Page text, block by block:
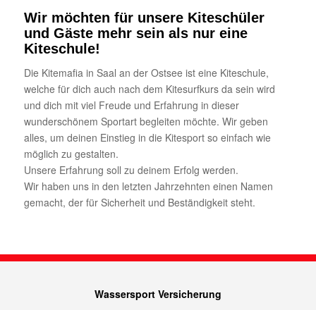
Wir möchten für unsere Kiteschüler
und Gäste mehr sein als nur eine
Kiteschule!
Die Kitemafia in Saal an der Ostsee ist eine Kiteschule,
welche für dich auch nach dem Kitesurfkurs da sein wird
und dich mit viel Freude und Erfahrung in dieser
wunderschönem Sportart begleiten möchte. Wir geben
alles, um deinen Einstieg in die Kitesport so einfach wie
möglich zu gestalten.
Unsere Erfahrung soll zu deinem Erfolg werden.
Wir haben uns in den letzten Jahrzehnten einen Namen
gemacht, der für Sicherheit und Beständigkeit steht.
Wassersport Versicherung